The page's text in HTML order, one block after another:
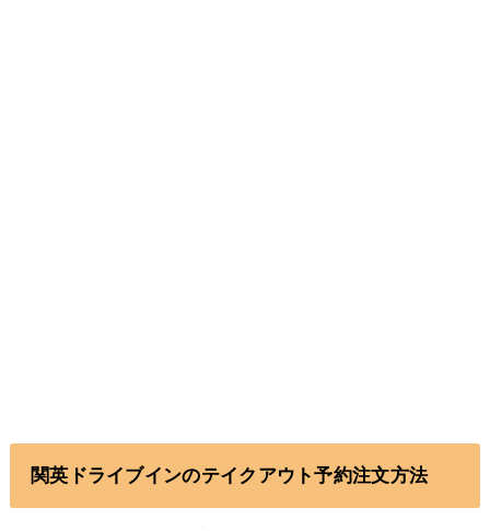
関英ドライブインのテイクアウト予約注文方法